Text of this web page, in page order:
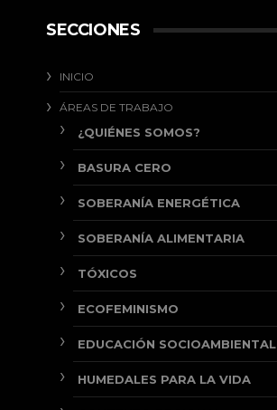
SECCIONES
INICIO
ÁREAS DE TRABAJO
¿QUIÉNES SOMOS?
BASURA CERO
SOBERANÍA ENERGÉTICA
SOBERANÍA ALIMENTARIA
TÓXICOS
ECOFEMINISMO
EDUCACIÓN SOCIOAMBIENTAL
HUMEDALES PARA LA VIDA